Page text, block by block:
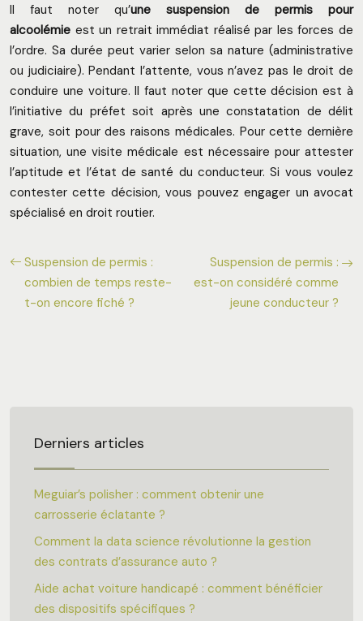
Il faut noter qu’une suspension de permis pour
alcoolémie est un retrait immédiat réalisé par les forces de
l’ordre. Sa durée peut varier selon sa nature (administrative
ou judiciaire). Pendant l’attente, vous n’avez pas le droit de
conduire une voiture. Il faut noter que cette décision est à
l’initiative du préfet soit après une constatation de délit
grave, soit pour des raisons médicales. Pour cette dernière
situation, une visite médicale est nécessaire pour attester
l’aptitude et l’état de santé du conducteur. Si vous voulez
contester cette décision, vous pouvez engager un avocat
spécialisé en droit routier.
Suspension de permis :
combien de temps reste-
t-on encore fiché ?
Suspension de permis :
est-on considéré comme
jeune conducteur ?
Derniers articles
Meguiar’s polisher : comment obtenir une
carrosserie éclatante ?
Comment la data science révolutionne la gestion
des contrats d’assurance auto ?
Aide achat voiture handicapé : comment bénéficier
des dispositifs spécifiques ?